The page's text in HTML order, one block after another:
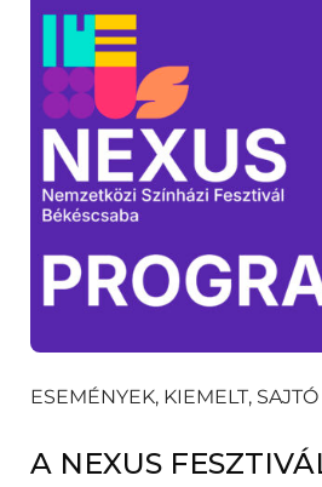
ESEMÉNYEK, KIEMELT, SAJTÓ
A NEXUS